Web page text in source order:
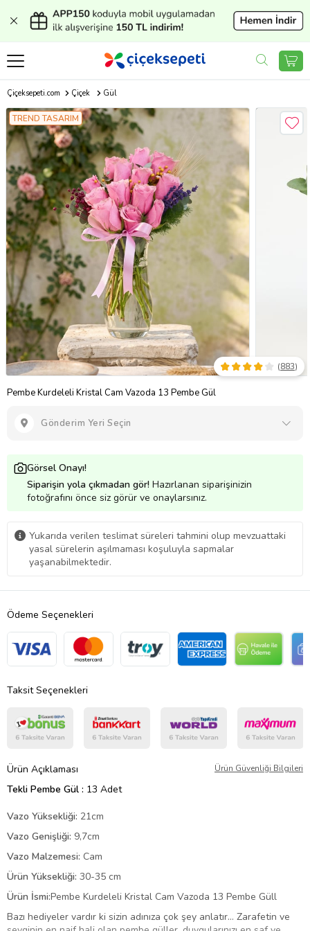
Çiçeksepeti.com Çiçek Gül
TREND TASARIM
Pembe Kurdeleli Kristal Cam Vazoda 13 Pembe Gül
(883)
Gönderim Yeri Seçin
Görsel Onayı!
Siparişin yola çıkmadan gör! Hazırlanan siparişinizin
fotoğrafını önce siz görür ve onaylarsınız.
Yukarıda verilen teslimat süreleri tahmini olup mevzuattaki
yasal sürelerin aşılmaması koşuluyla sapmalar
yaşanabilmektedir.
Ödeme Seçenekleri
Taksit Seçenekleri
Ürün Açıklaması Ürün Güvenliği Bilgileri
Tekli Pembe Gül : 13 Adet
Vazo Yüksekliği: 21cm
Vazo Genişliği: 9,7cm
Vazo Malzemesi: Cam
Ürün Yüksekliği: 30-35 cm
Ürün İsmi:Pembe Kurdeleli Kristal Cam Vazoda 13 Pembe Güll
Bazı hediyeler vardır ki sizin adınıza çok şey anlatır… Zarafetin ve